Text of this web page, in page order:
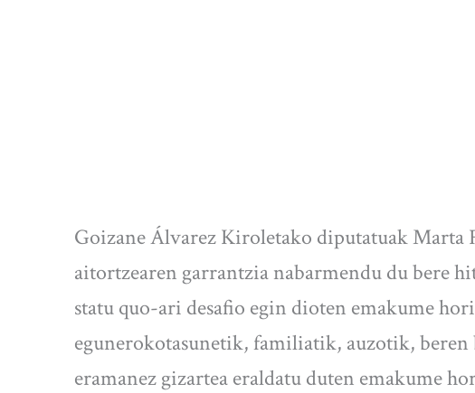
Goizane Álvarez Kiroletako diputatuak Marta
aitortzearen garrantzia nabarmendu du bere
statu quo-ari desafio egin dioten emakume
egunerokotasunetik, familiatik, auzotik,
eramanez gizartea eraldatu duten emakume